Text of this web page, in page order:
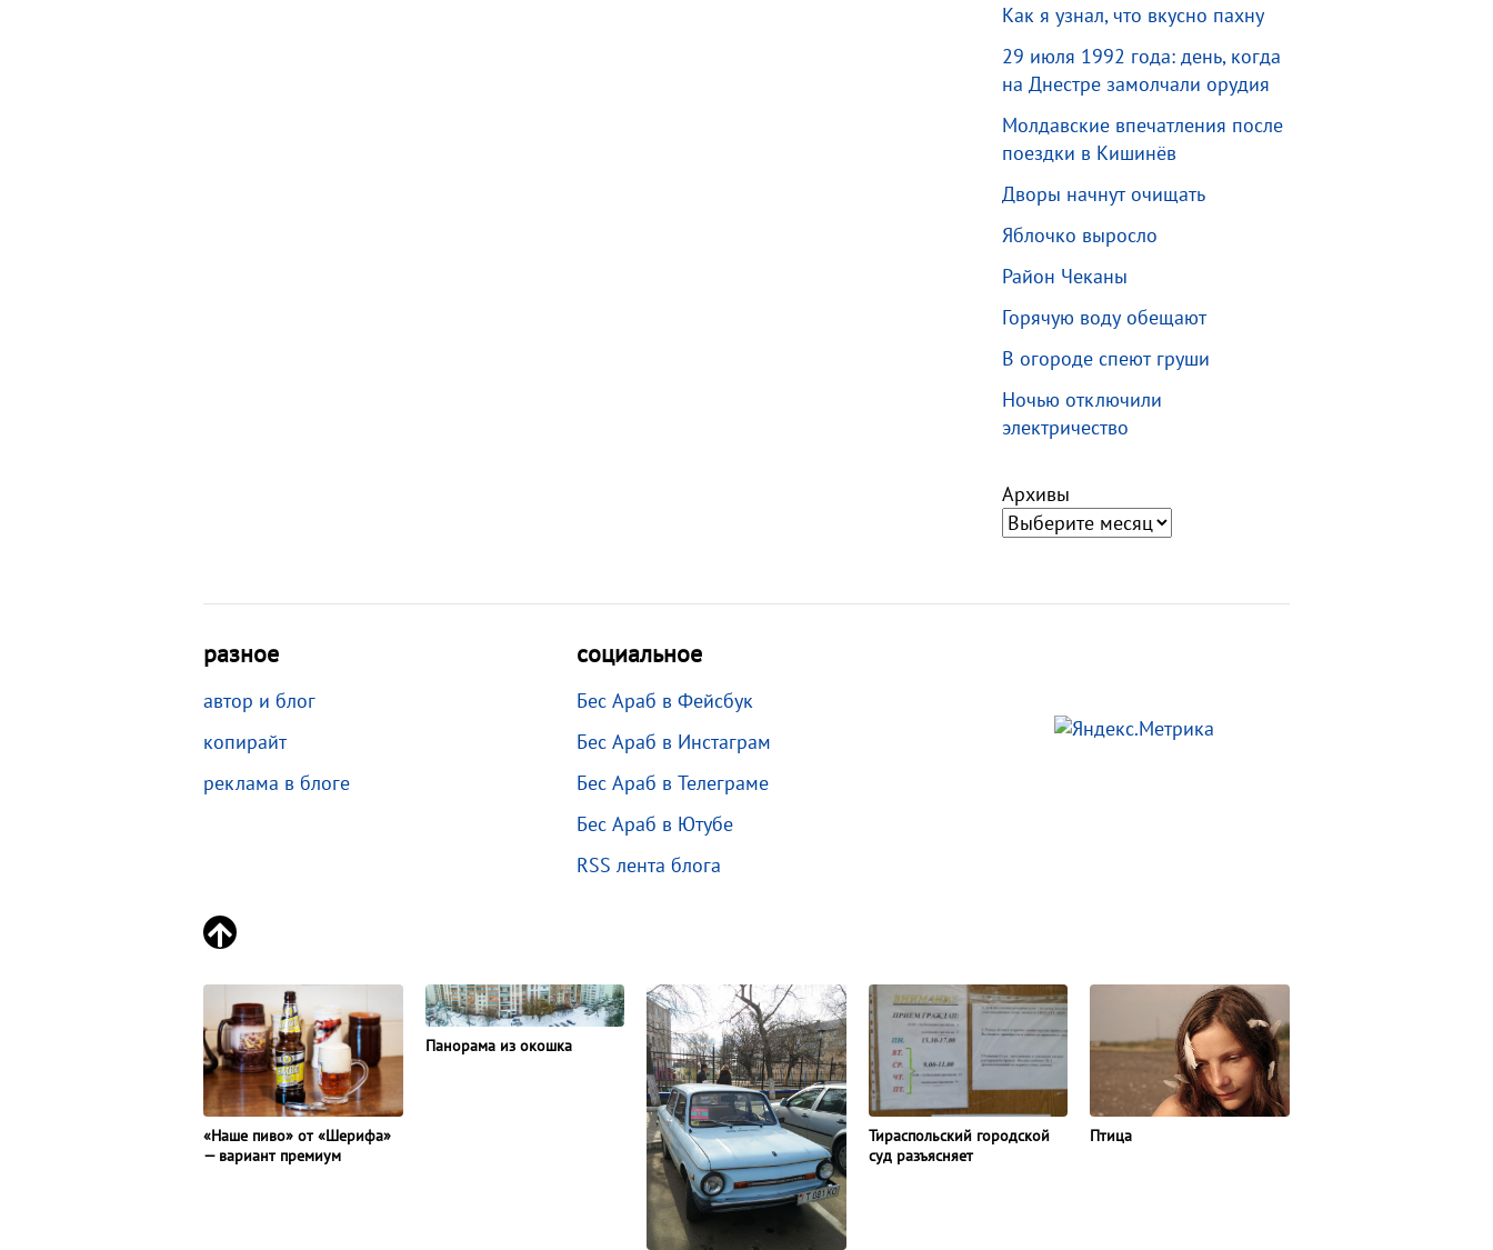
Как я узнал, что вкусно пахну
29 июля 1992 года: день, когда
на Днестре замолчали орудия
Молдавские впечатления после
поездки в Кишинёв
Дворы начнут очищать
Яблочко выросло
Район Чеканы
Горячую воду обещают
В огороде спеют груши
Ночью отключили
электричество
Архивы
разное
автор и блог
копирайт
реклама в блоге
социальное
Бес Араб в Фейсбук
Бес Араб в Инстаграм
Бес Араб в Телеграме
Бес Араб в Ютубе
RSS лента блога
«Наше пиво» от «Шерифа»
— вариант премиум
Панорама из окошка
Тираспольский городской
суд разъясняет
Птица